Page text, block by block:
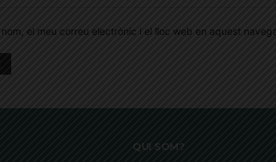
nom, el meu correu electrònic i el lloc web en aquest
QUI SOM?